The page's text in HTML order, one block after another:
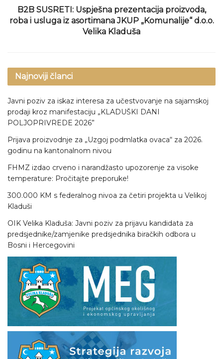
B2B SUSRETI: Uspješna prezentacija proizvoda,
roba i usluga iz asortimana JKUP „Komunalije“ d.o.o.
Velika Kladuša
Najnoviji članci
Javni poziv za iskaz interesa za učestvovanje na sajamskoj
prodaji kroz manifestaciju „KLADUŠKI DANI
POLJOPRIVREDE 2026”
Prijava proizvodnje za „Uzgoj podmlatka ovaca“ za 2026.
godinu na kantonalnom nivou
FHMZ izdao crveno i narandžasto upozorenje za visoke
temperature: Pročitajte preporuke!
300.000 KM s federalnog nivoa za četiri projekta u Velikoj
Kladuši
OIK Velika Kladuša: Javni poziv za prijavu kandidata za
predsjednike/zamjenike predsjednika biračkih odbora u
Bosni i Hercegovini